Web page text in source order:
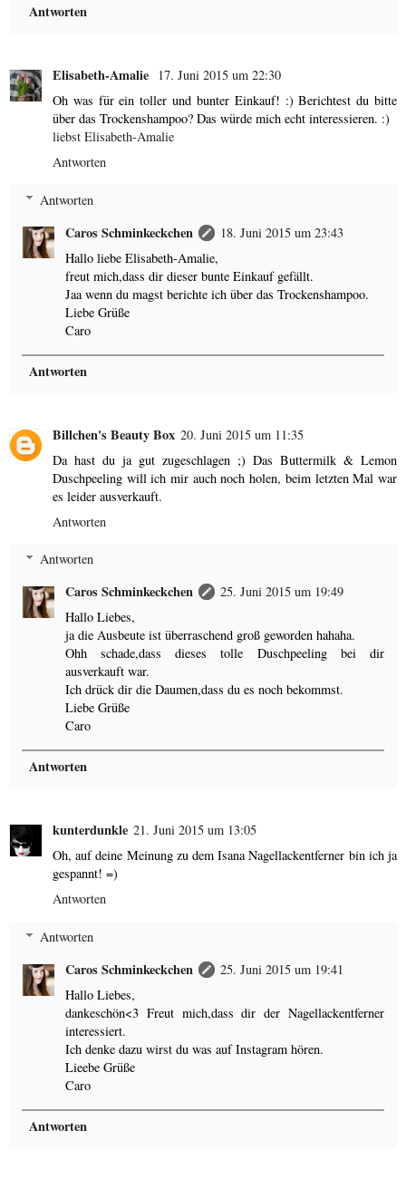
Antworten
Elisabeth-Amalie
17. Juni 2015 um 22:30
Oh was für ein toller und bunter Einkauf! :) Berichtest du bitte
über das Trockenshampoo? Das würde mich echt interessieren. :)
liebst Elisabeth-Amalie
Antworten
Antworten
Caros Schminkeckchen
18. Juni 2015 um 23:43
Hallo liebe Elisabeth-Amalie,
freut mich,dass dir dieser bunte Einkauf gefällt.
Jaa wenn du magst berichte ich über das Trockenshampoo.
Liebe Grüße
Caro
Antworten
Billchen's Beauty Box 20. Juni 2015 um 11:35
Da hast du ja gut zugeschlagen ;) Das Buttermilk & Lemon
Duschpeeling will ich mir auch noch holen, beim letzten Mal war
es leider ausverkauft.
Antworten
Antworten
Caros Schminkeckchen
25. Juni 2015 um 19:49
Hallo Liebes,
ja die Ausbeute ist überraschend groß geworden hahaha.
Ohh schade,dass dieses tolle Duschpeeling bei dir
ausverkauft war.
Ich drück dir die Daumen,dass du es noch bekommst.
Liebe Grüße
Caro
Antworten
kunterdunkle 21. Juni 2015 um 13:05
Oh, auf deine Meinung zu dem Isana Nagellackentferner bin ich ja
gespannt! =)
Antworten
Antworten
Caros Schminkeckchen
25. Juni 2015 um 19:41
Hallo Liebes,
dankeschön<3 Freut mich,dass dir der Nagellackentferner
interessiert.
Ich denke dazu wirst du was auf Instagram hören.
Lieebe Grüße
Caro
Antworten